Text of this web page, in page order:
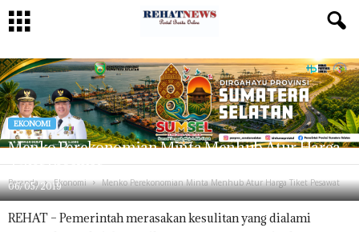
Beranda Ekonomi Menko Perekonomian Minta Menhub Atur Harga Tiket Pesawat
EKONOMI
Menko Perekonomian Minta Menhub Atur Harga
Tiket Pesawat
06/05/2019
REHAT – Pemerintah merasakan kesulitan yang dialami